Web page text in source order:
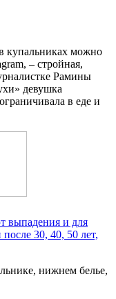
купальниках можно
– стройная,
Рамины
девушка
в еде и
выпадения и для
после 30, 40, 50 лет,